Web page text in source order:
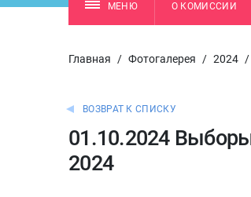
МЕНЮ О КОМИССИИ
Главная / Фотогалерея / 2024 /
ВОЗВРАТ К СПИСКУ
01.10.2024
2024